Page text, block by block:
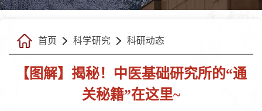
首页 科学研究 科研动态
【图解】揭秘！中医基础研究所的“通
关秘籍”在这里~